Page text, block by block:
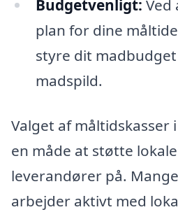
Budgetvenligt: Ved
plan for dine
styre dit
madspild.
Valget af måltidskasser
en måde at støtte
leverandører på.
arbejder aktivt med